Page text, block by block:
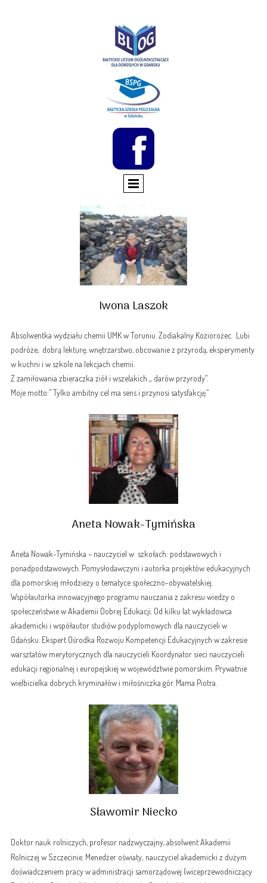
Iwona Laszok
Absolwentka wydziału chemii UMK w Toruniu. Zodiakalny Koziorożec. Lubi
podróże, dobrą lekturę, wnętrzarstwo, obcowanie z przyrodą, eksperymenty
w kuchni i w szkole na lekcjach chemii.
Z zamiłowania zbieraczka ziół i wszelakich „ darów przyrody”.
Moje motto:” Tylko ambitny cel ma sens i przynosi satysfakcję.”
Aneta Nowak-Tymińska
Aneta Nowak-Tymińska – nauczyciel w szkołach: podstawowych i
ponadpodstawowych. Pomysłodawczyni i autorka projektów edukacyjnych
dla pomorskiej młodzieży o tematyce społeczno-obywatelskiej.
Współautorka innowacyjnego programu nauczania z zakresu wiedzy o
społeczeństwie w Akademii Dobrej Edukacji. Od kilku lat wykładowca
akademicki i współautor studiów podyplomowych dla nauczycieli w
Gdańsku. Ekspert Ośrodka Rozwoju Kompetencji Edukacyjnych w zakresie
warsztatów merytorycznych dla nauczycieli Koordynator sieci nauczycieli
edukacji regionalnej i europejskiej w województwie pomorskim. Prywatnie
wielbicielka dobrych kryminałów i miłośniczka gór. Mama Piotra.
Sławomir Niecko
Doktor nauk rolniczych, profesor nadzwyczajny, absolwent Akademii
Rolniczej w Szczecinie. Menedżer oświaty, nauczyciel akademicki z dużym
doświadczeniem pracy w administracji samorządowej (wiceprzewodniczący